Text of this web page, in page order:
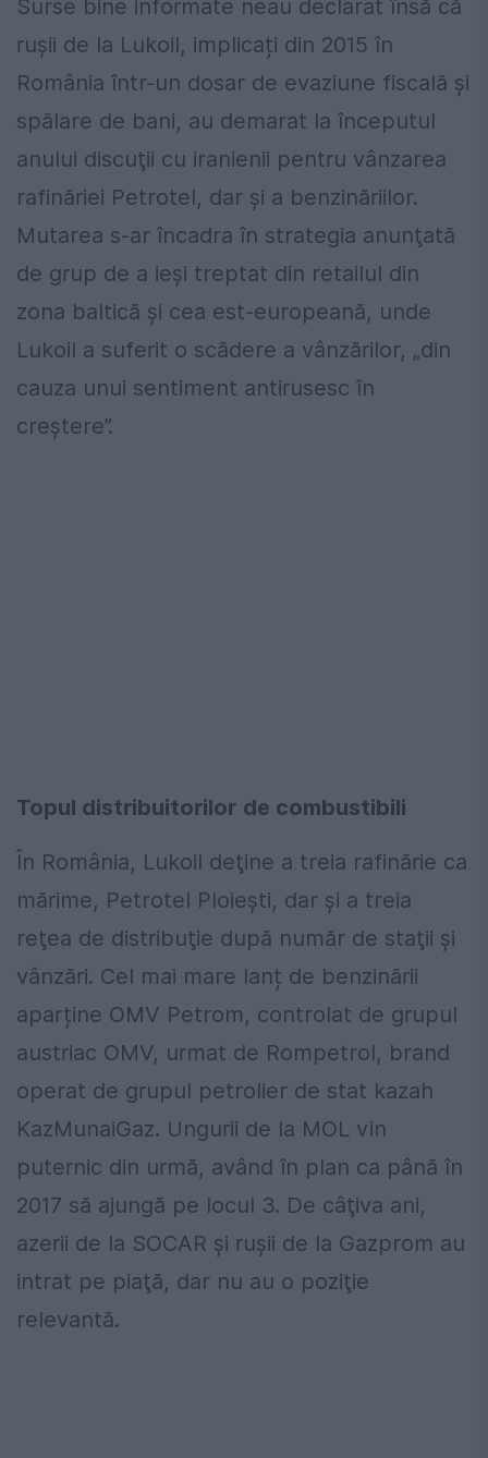
Surse bine informate neau declarat însă că
rușii de la Lukoil, implicați din 2015 în
România într-un dosar de evaziune fiscală și
spălare de bani, au demarat la începutul
anului discuţii cu iranienii pentru vânzarea
rafinăriei Petrotel, dar şi a benzinăriilor.
Mutarea s-ar încadra în strategia anunţată
de grup de a ieși treptat din retailul din
zona baltică și cea est-europeană, unde
Lukoil a suferit o scădere a vânzărilor, „din
cauza unui sentiment antirusesc în
creștere”.
Topul distribuitorilor de combustibili
În România, Lukoil deţine a treia rafinărie ca
mărime, Petrotel Ploieşti, dar şi a treia
reţea de distribuţie după număr de staţii şi
vânzări. Cel mai mare lanț de benzinării
aparține OMV Petrom, controlat de grupul
austriac OMV, urmat de Rompetrol, brand
operat de grupul petrolier de stat kazah
KazMunaiGaz. Ungurii de la MOL vin
puternic din urmă, având în plan ca până în
2017 să ajungă pe locul 3. De câţiva ani,
azerii de la SOCAR şi ruşii de la Gazprom au
intrat pe piaţă, dar nu au o poziţie
relevantă.